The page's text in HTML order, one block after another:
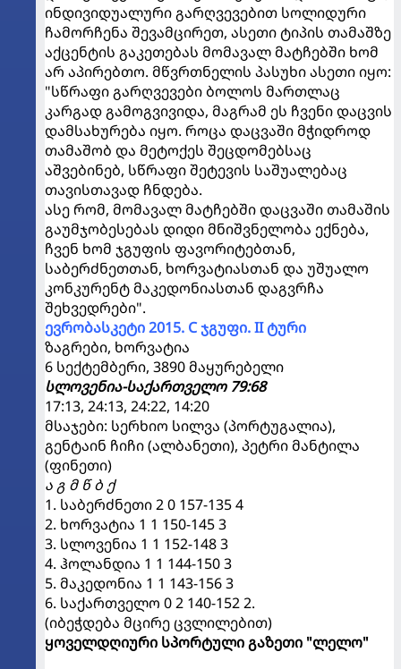
ინდივიდუალური გარღვევებით სოლიდური
ჩამორჩენა შევამცირეთ, ასეთი ტიპის თამაშზე
აქცენტის გაკეთებას მომავალ მატჩებში ხომ
არ აპირებთო. მწვრთნელის პასუხი ასეთი იყო:
"სწრაფი გარღვევები ბოლოს მართლაც
კარგად გამოგვივიდა, მაგრამ ეს ჩვენი დაცვის
დამსახურება იყო. როცა დაცვაში მჭიდროდ
თამაშობ და მეტოქეს შეცდომებსაც
აშვებინებ, სწრაფი შეტევის საშუალებაც
თავისთავად ჩნდება.
ასე რომ, მომავალ მატჩებში დაცვაში თამაშის
გაუმჯობესებას დიდი მნიშვნელობა ექნება,
ჩვენ ხომ ჯგუფის ფავორიტებთან,
საბერძნეთთან, ხორვატიასთან და უშუალო
კონკურენტ მაკედონიასთან დაგვრჩა
შეხვედრები".
ევრობასკეტი 2015. C ჯგუფი. II ტური
ზაგრები, ხორვატია
6 სექტემბერი, 3890 მაყურებელი
სლოვენია-საქართველო 79:68
17:13, 24:13, 24:22, 14:20
მსაჯები: სერხიო სილვა (პორტუგალია),
გენტაინ ჩიჩი (ალბანეთი), პეტრი მანტილა
(ფინეთი)
ა გ მ წ ბ ქ
1. საბერძნეთი 2 0 157-135 4
2. ხორვატია 1 1 150-145 3
3. სლოვენია 1 1 152-148 3
4. ჰოლანდია 1 1 144-150 3
5. მაკედონია 1 1 143-156 3
6. საქართველო 0 2 140-152 2.
(იბეჭდება მცირე ცვლილებით)
ყოველდღიური სპორტული გაზეთი "ლელო"